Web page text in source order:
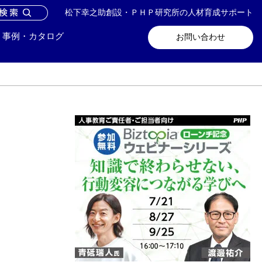
松下幸之助創設・ＰＨＰ研究所の人材育成サポート
お問い合わせ
事例・カタログ
い合わせ メールマガジン登録